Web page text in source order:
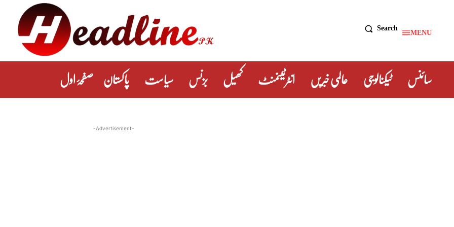
MENU
Search
سائنس ٹیکنالوجی عالمی خبریں انٹرٹینمنٹ کھیل بزنس سیاست پاکستان صفحۂ اول
-Advertisement-